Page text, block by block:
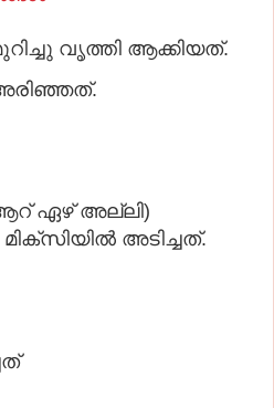
വൃത്തി ആക്കിയത്.
ഏഴ് അല്ലി)
അടിച്ചത്.